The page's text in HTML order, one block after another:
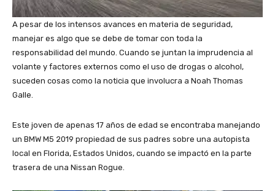
A pesar de los intensos avances en materia de seguridad,
manejar es algo que se debe de tomar con toda la
responsabilidad del mundo. Cuando se juntan la imprudencia al
volante y factores externos como el uso de drogas o alcohol,
suceden cosas como la noticia que involucra a Noah Thomas
Galle.
Este joven de apenas 17 años de edad se encontraba manejando
un BMW M5 2019 propiedad de sus padres sobre una autopista
local en Florida, Estados Unidos, cuando se impactó en la parte
trasera de una Nissan Rogue.